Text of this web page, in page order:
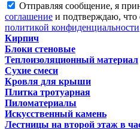
Отправляя сообщение, я
соглашение и подтверждаю, что
политикой конфиденциальности
Кирпич
Блоки стеновые
Теплоизоляционный материал
Сухие смеси
Кровля для крыши
Плитка тротуарная
Пиломатериалы
Искусственный камень
Лестницы на второй этаж в